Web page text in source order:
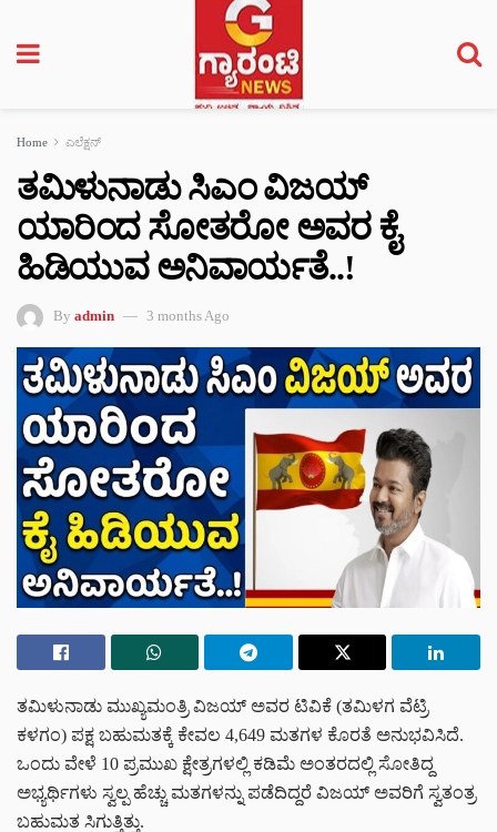
Home ಎಲೆಕ್ಷನ್
ತಮಿಳುನಾಡು ಸಿಎಂ ವಿಜಯ್
ಯಾರಿಂದ ಸೋತರೋ ಅವರ ಕೈ
ಹಿಡಿಯುವ ಅನಿವಾರ್ಯತೆ..!
By admin 3 months Ago
ತಮಿಳುನಾಡು ಮುಖ್ಯಮಂತ್ರಿ ವಿಜಯ್ ಅವರ ಟಿವಿಕೆ (ತಮಿಳಗ ವೆಟ್ರಿ
ಕಳಗಂ) ಪಕ್ಷ ಬಹುಮತಕ್ಕೆ ಕೇವಲ 4,649 ಮತಗಳ ಕೊರತೆ ಅನುಭವಿಸಿದೆ.
ಒಂದು ವೇಳೆ 10 ಪ್ರಮುಖ ಕ್ಷೇತ್ರಗಳಲ್ಲಿ ಕಡಿಮೆ ಅಂತರದಲ್ಲಿ ಸೋತಿದ್ದ
ಅಭ್ಯರ್ಥಿಗಳು ಸ್ವಲ್ಪ ಹೆಚ್ಚು ಮತಗಳನ್ನು ಪಡೆದಿದ್ದರೆ ವಿಜಯ್ ಅವರಿಗೆ ಸ್ವತಂತ್ರ
ಬಹುಮತ ಸಿಗುತ್ತಿತ್ತು.